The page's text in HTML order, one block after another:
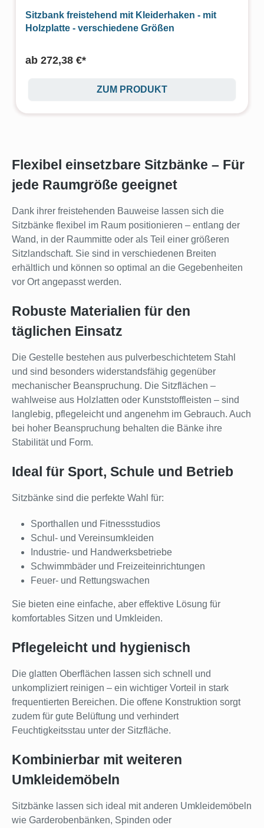
Sitzbank freistehend mit Kleiderhaken - mit
Holzplatte - verschiedene Größen
ab 272,38 €*
ZUM PRODUKT
Flexibel einsetzbare Sitzbänke – Für
jede Raumgröße geeignet
Dank ihrer freistehenden Bauweise lassen sich die
Sitzbänke flexibel im Raum positionieren – entlang der
Wand, in der Raummitte oder als Teil einer größeren
Sitzlandschaft. Sie sind in verschiedenen Breiten
erhältlich und können so optimal an die Gegebenheiten
vor Ort angepasst werden.
Robuste Materialien für den
täglichen Einsatz
Die Gestelle bestehen aus pulverbeschichtetem Stahl
und sind besonders widerstandsfähig gegenüber
mechanischer Beanspruchung. Die Sitzflächen –
wahlweise aus Holzlatten oder Kunststoffleisten – sind
langlebig, pflegeleicht und angenehm im Gebrauch. Auch
bei hoher Beanspruchung behalten die Bänke ihre
Stabilität und Form.
Ideal für Sport, Schule und Betrieb
Sitzbänke sind die perfekte Wahl für:
Sporthallen und Fitnessstudios
Schul- und Vereinsumkleiden
Industrie- und Handwerksbetriebe
Schwimmbäder und Freizeiteinrichtungen
Feuer- und Rettungswachen
Sie bieten eine einfache, aber effektive Lösung für
komfortables Sitzen und Umkleiden.
Pflegeleicht und hygienisch
Die glatten Oberflächen lassen sich schnell und
unkompliziert reinigen – ein wichtiger Vorteil in stark
frequentierten Bereichen. Die offene Konstruktion sorgt
zudem für gute Belüftung und verhindert
Feuchtigkeitsstau unter der Sitzfläche.
Kombinierbar mit weiteren
Umkleidemöbeln
Sitzbänke lassen sich ideal mit anderen Umkleidemöbeln
wie Garderobenbänken, Spinden oder